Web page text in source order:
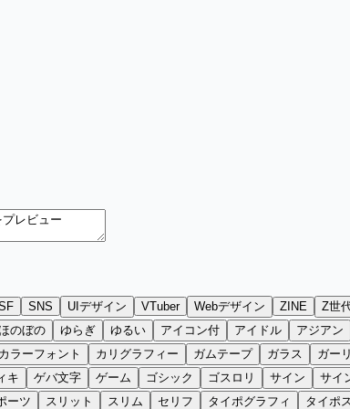
SNS UIデザイン VTuber Webデザイン ZINE Z世
のぼの ゆらぎ ゆるい アイコン付 アイドル アジアン
カラーフォント カリグラフィー ガムテープ ガラス ガー
キ ゲバ文字 ゲーム ゴシック ゴスロリ サイン サイ
ーツ スリット スリム セリフ タイポグラフィ タイポ